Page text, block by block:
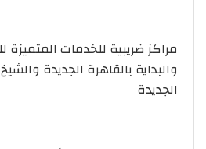
مراكز ضريبية للخدمات
والبداية بالقاهرة الجديدة
الجديدة